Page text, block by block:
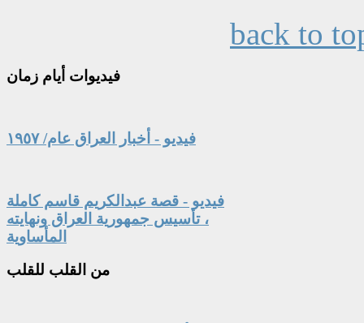
back to
فيديوات أيام زمان
فيديو - أخبار العراق عام/ ١٩٥٧
فيديو - قصة عبدالكريم قاسم كاملة
، تأسيس جمهورية العراق ونهايته
المأساوية
من القلب للقلب